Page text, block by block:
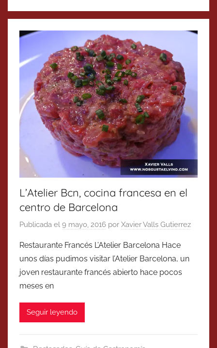
L’Atelier Bcn, cocina francesa en el
centro de Barcelona
Publicada el 9 mayo, 2016 por Xavier Valls Gutierrez
Restaurante Francés L’Atelier Barcelona Hace
unos días pudimos visitar l’Atelier Barcelona, un
joven restaurante francés abierto hace pocos
meses en
Seguir leyendo